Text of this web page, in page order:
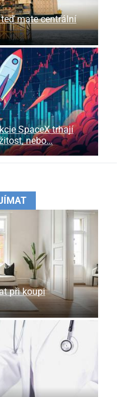
mate centrální
SpaceX trhají
nebo…
při koupi